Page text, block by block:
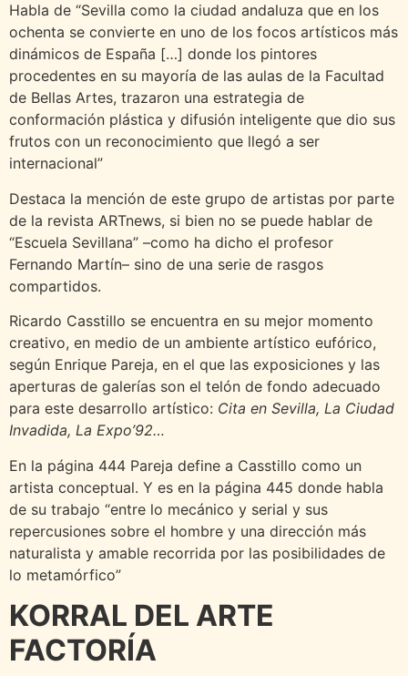
Habla de “Sevilla como la ciudad andaluza que en los
ochenta se convierte en uno de los focos artísticos más
dinámicos de España […] donde los pintores
procedentes en su mayoría de las aulas de la Facultad
de Bellas Artes, trazaron una estrategia de
conformación plástica y difusión inteligente que dio sus
frutos con un reconocimiento que llegó a ser
internacional”
Destaca la mención de este grupo de artistas por parte
de la revista ARTnews, si bien no se puede hablar de
“Escuela Sevillana” –como ha dicho el profesor
Fernando Martín– sino de una serie de rasgos
compartidos.
Ricardo Casstillo se encuentra en su mejor momento
creativo, en medio de un ambiente artístico eufórico,
según Enrique Pareja, en el que las exposiciones y las
aperturas de galerías son el telón de fondo adecuado
para este desarrollo artístico: Cita en Sevilla, La Ciudad
Invadida, La Expo’92…
En la página 444 Pareja define a Casstillo como un
artista conceptual. Y es en la página 445 donde habla
de su trabajo “entre lo mecánico y serial y sus
repercusiones sobre el hombre y una dirección más
naturalista y amable recorrida por las posibilidades de
lo metamórfico”
KORRAL DEL ARTE
FACTORÍA